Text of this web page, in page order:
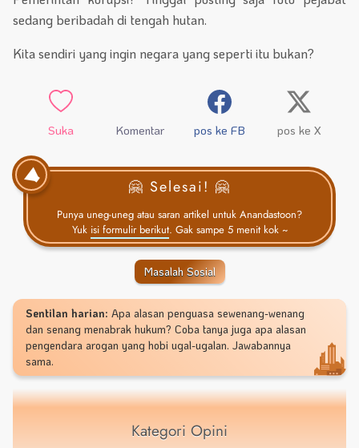
sedang beribadah di tengah hutan.
Kita sendiri yang ingin negara yang seperti itu bukan?
Suka Komentar pos ke FB pos ke X
🤗 Selesai! 🤗
Punya uneg-uneg atau saran artikel untuk Anandastoon?
Yuk isi formulir berikut. Gak sampe 5 menit kok ~
Masalah Sosial
Sentilan harian: Apa alasan penguasa sewenang-wenang
dan senang menabrak hukum? Coba tanya juga apa alasan
pengendara arogan yang hobi ugal-ugalan. Jawabannya
sama.
Kategori Opini